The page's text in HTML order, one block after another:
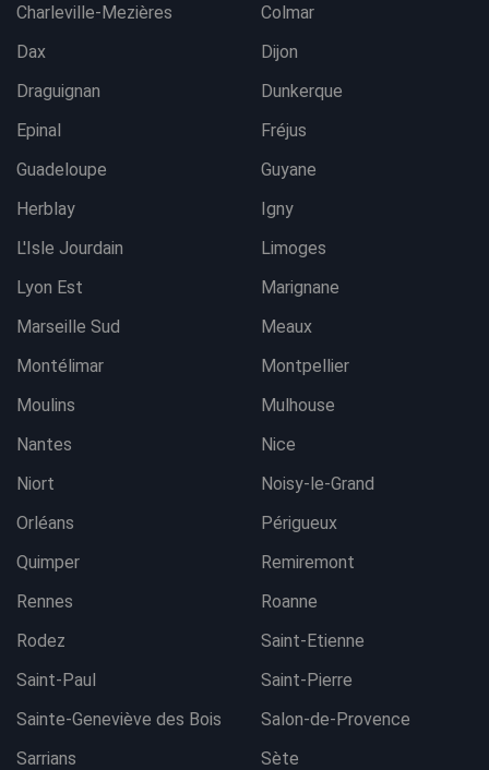
Charleville-Mezières
Colmar
Dax
Dijon
Draguignan
Dunkerque
Epinal
Fréjus
Guadeloupe
Guyane
Herblay
Igny
L'Isle Jourdain
Limoges
Lyon Est
Marignane
Marseille Sud
Meaux
Montélimar
Montpellier
Moulins
Mulhouse
Nantes
Nice
Niort
Noisy-le-Grand
Orléans
Périgueux
Quimper
Remiremont
Rennes
Roanne
Rodez
Saint-Etienne
Saint-Paul
Saint-Pierre
Sainte-Geneviève des Bois
Salon-de-Provence
Sarrians
Sète